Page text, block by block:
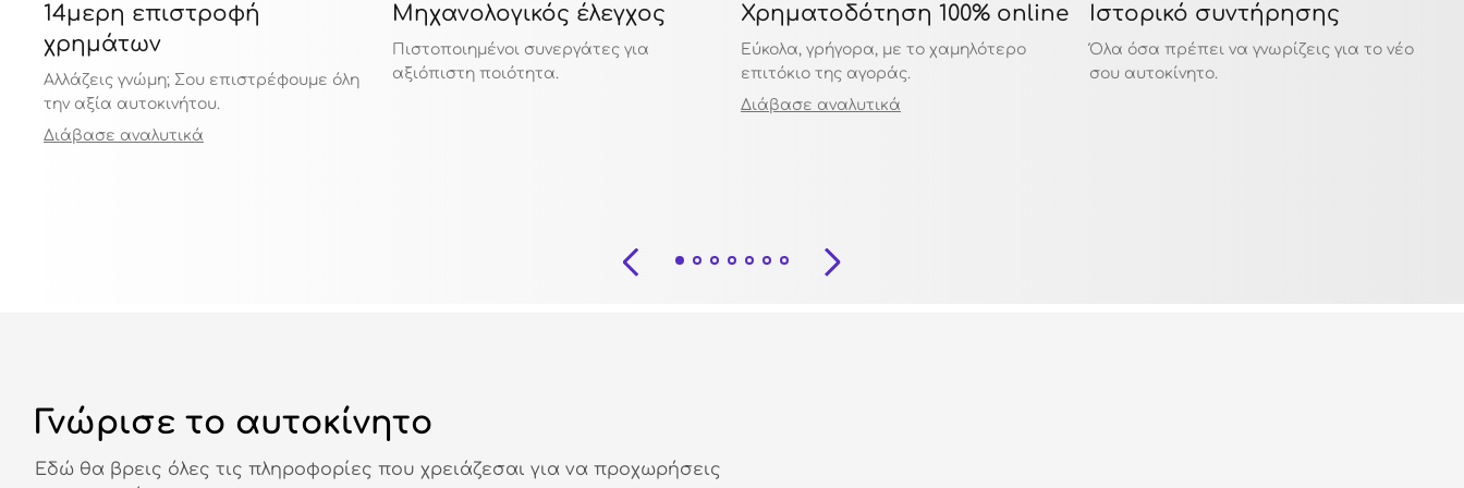
14μερη επιστροφή
χρημάτων
Αλλάζεις γνώμη; Σου επιστρέφουμε όλη
την αξία αυτοκινήτου.
Διάβασε αναλυτικά
Μηχανολογικός έλεγχος
Πιστοποιημένοι συνεργάτες για
αξιόπιστη ποιότητα.
Χρηματοδότηση 100% online
Εύκολα, γρήγορα, με το χαμηλότερο
επιτόκιο της αγοράς.
Διάβασε αναλυτικά
Ιστορικό συντήρησης
Όλα όσα πρέπει να γνωρίζεις για το νέο
σου αυτοκίνητο.
Γνώρισε το αυτοκίνητο
Εδώ θα βρεις όλες τις πληροφορίες που χρειάζεσαι για να προχωρήσεις